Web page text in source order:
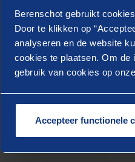
Berenschot gebruikt
Door te klikken op
analyseren en de website
cookies te plaatsen. Om de
gebruik van cookies op
Accepteer functionele